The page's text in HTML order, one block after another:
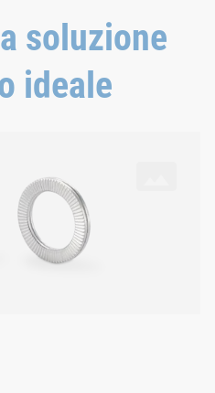
soluzione
ideale